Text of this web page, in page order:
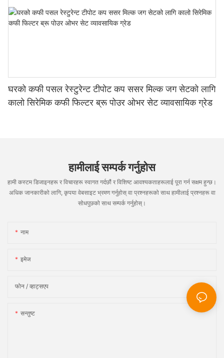
घरको कफी पसल रेस्टुरेन्ट टीपोट कप ससर मिल्क जग सेटको लागि
कालो सिरेमिक कफी फिल्टर ब्रू पोउर ओभर सेट व्यावसायिक ग्रेड
हामीलाई सम्पर्क गर्नुहोस
हामी कस्टम डिजाइनहरू र विचारहरू स्वागत गर्दछौं र विशिष्ट आवश्यकताहरूलाई पूरा गर्न सक्षम हुन्छ।
अधिक जानकारीको लागि, कृपया वेबसाइट भ्रमण गर्नुहोस् वा प्रश्नहरूको साथ हामीलाई प्रश्नहरू वा
सोधपुछको साथ सम्पर्क गर्नुहोस्।
नाम
इमेज
फोन / व्हाट्सएप
सन्तुष्ट